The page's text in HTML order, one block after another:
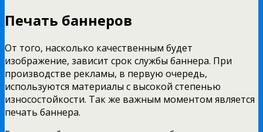
Печать баннеров
От того, насколько качественным будет
изображение, зависит срок службы баннера. При
производстве рекламы, в первую очередь,
используются материалы с высокой степенью
износостойкости. Так же важным моментом является
печать баннера.